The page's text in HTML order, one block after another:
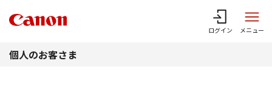
ログイン メニュー
個人のお客さま